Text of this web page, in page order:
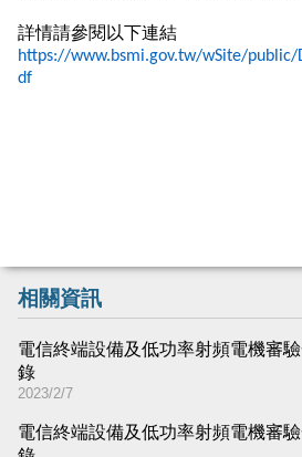
詳情請參閱以下連結
https://www.bsmi.gov.tw/wSite/public/
df
相關資訊
電信終端設備及低功率射頻電機審
錄
2023/2/7
電信終端設備及低功率射頻電機審